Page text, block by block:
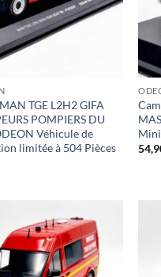
TGE L2H2 GIFA
POMPIERS DU
Véhicule de
limitée à 504 Pièces